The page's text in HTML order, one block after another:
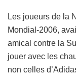
Les joueurs de la
Mondial-2006,
amical contre la
jouer avec les
non celles